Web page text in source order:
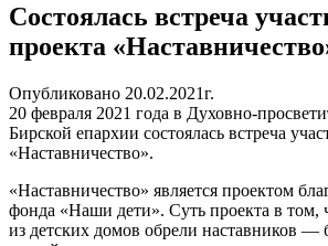
Состоялась встреча
проекта
Опубликовано 20.02.2021г.
20 февраля 2021 года в Духовно-
Бирской епархии состоялась встреча
«Наставничество».
«Наставничество» является проектом
фонда «Наши дети». Суть проекта в том,
из детских домов обрели наставников —